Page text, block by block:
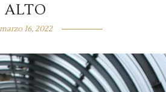
ALTO
16, 2022